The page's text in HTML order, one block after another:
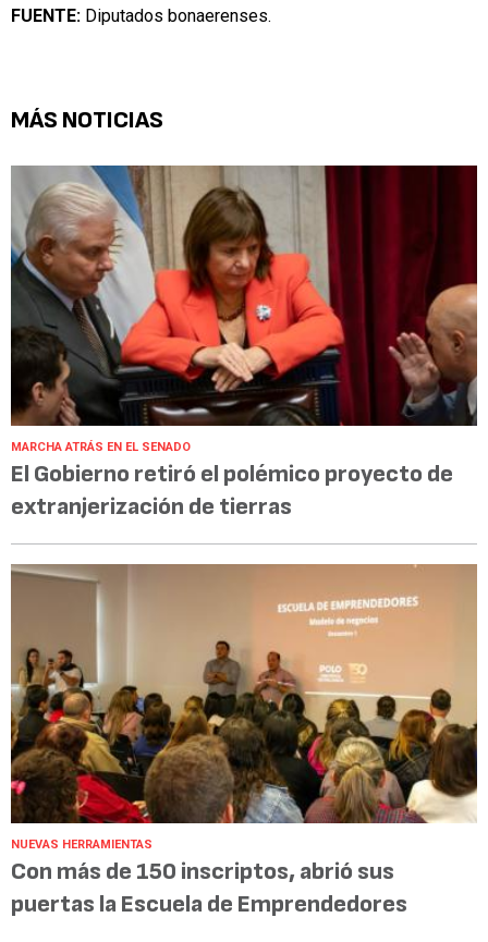
FUENTE: Diputados bonaerenses.
MÁS NOTICIAS
MARCHA ATRÁS EN EL SENADO
El Gobierno retiró el polémico proyecto de
extranjerización de tierras
NUEVAS HERRAMIENTAS
Con más de 150 inscriptos, abrió sus
puertas la Escuela de Emprendedores